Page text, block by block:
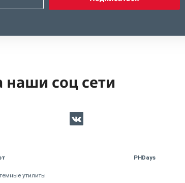
наши соц сети
утилиты
PHDays